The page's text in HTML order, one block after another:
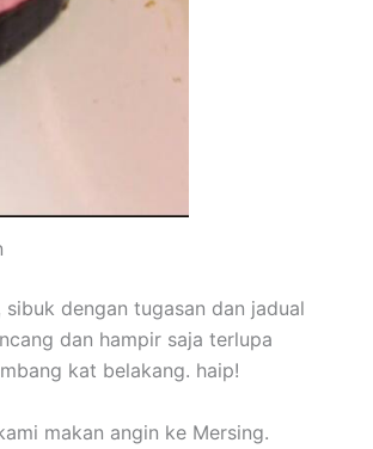
dengan tugasan dan jadual
dan hampir saja terlupa
kat belakang. haip!
makan angin ke Mersing.